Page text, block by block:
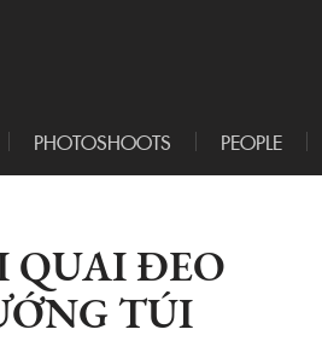
PHOTOSHOOTS PEOPLE
QUAI ĐEO
TÚI